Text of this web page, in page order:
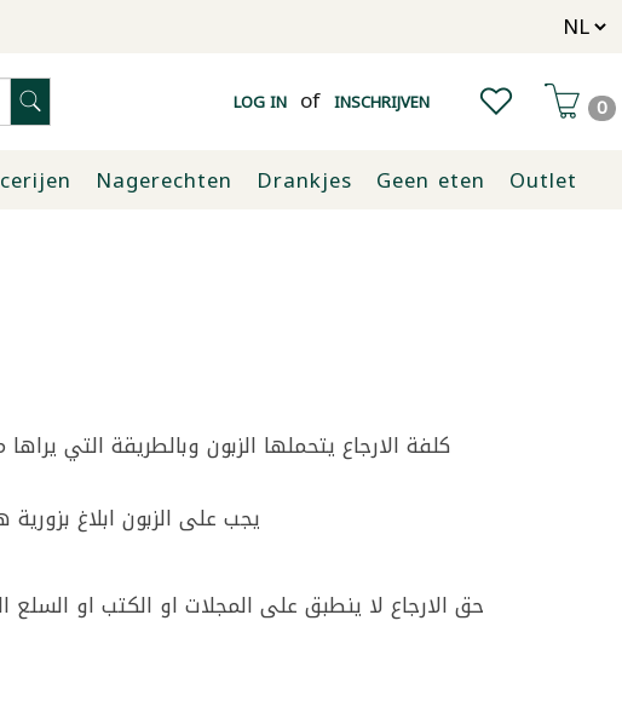
LOG IN of INSCHRIJVEN 0
Nagerechten Drankjes Geen eten Outlet
حق الارجاع لا ينطبق على المجلات او الكتب او السلع